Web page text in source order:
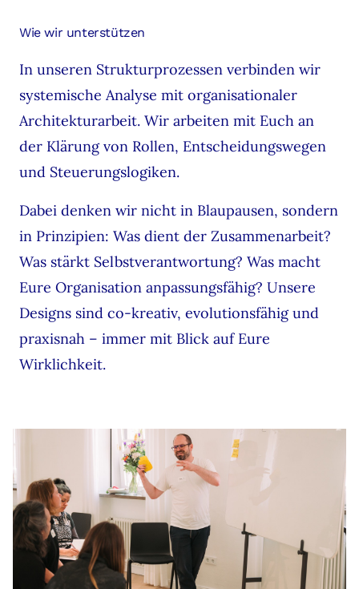
Wie wir unterstützen
In unseren Strukturprozessen verbinden wir
systemische Analyse mit organisationaler
Architekturarbeit. Wir arbeiten mit Euch an
der Klärung von Rollen, Entscheidungswegen
und Steuerungslogiken.
Dabei denken wir nicht in Blaupausen, sondern
in Prinzipien: Was dient der Zusammenarbeit?
Was stärkt Selbstverantwortung? Was macht
Eure Organisation anpassungsfähig? Unsere
Designs sind co-kreativ, evolutionsfähig und
praxisnah – immer mit Blick auf Eure
Wirklichkeit.